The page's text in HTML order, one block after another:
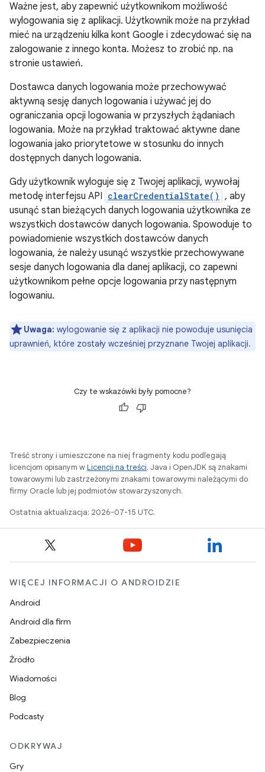
Ważne jest, aby zapewnić użytkownikom możliwość
wylogowania się z aplikacji. Użytkownik może na przykład
mieć na urządzeniu kilka kont Google i zdecydować się na
zalogowanie z innego konta. Możesz to zrobić np. na
stronie ustawień.
Dostawca danych logowania może przechowywać
aktywną sesję danych logowania i używać jej do
ograniczania opcji logowania w przyszłych żądaniach
logowania. Może na przykład traktować aktywne dane
logowania jako priorytetowe w stosunku do innych
dostępnych danych logowania.
Gdy użytkownik wyloguje się z Twojej aplikacji, wywołaj
metodę interfejsu API clearCredentialState() , aby
usunąć stan bieżących danych logowania użytkownika ze
wszystkich dostawców danych logowania. Spowoduje to
powiadomienie wszystkich dostawców danych
logowania, że należy usunąć wszystkie przechowywane
sesje danych logowania dla danej aplikacji, co zapewni
użytkownikom pełne opcje logowania przy następnym
logowaniu.
Uwaga: wylogowanie się z aplikacji nie powoduje usunięcia
uprawnień, które zostały wcześniej przyznane Twojej aplikacji.
Czy te wskazówki były pomocne?
Treść strony i umieszczone na niej fragmenty kodu podlegają
licencjom opisanym wLicencji na treści. Java i OpenJDK są znakami
towarowymi lub zastrzeżonymi znakami towarowymi należącymi do
firmy Oracle lub jej podmiotów stowarzyszonych.
Ostatnia aktualizacja: 2026-07-15 UTC.
WIĘCEJ INFORMACJI O ANDROIDZIE
Android
Android dla firm
Zabezpieczenia
Źródło
Wiadomości
Blog
Podcasty
ODKRYWAJ
Gry